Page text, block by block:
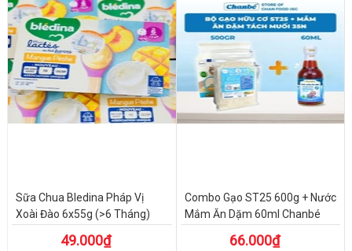
Sữa Chua Bledina Pháp Vị
Xoài Đào 6x55g (>6 Tháng)
49.000₫
Combo Gạo ST25 600g + Nước
Mắm Ăn Dặm 60ml Chanbé
66.000₫